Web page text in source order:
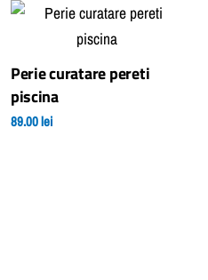
Acest
produs
Perie curatare pereti
piscina
89.00lei